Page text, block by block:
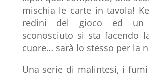
mischia le carte in tavola!
redini del gioco ed un
sconosciuto si sta facendo
cuore… sarà lo stesso per la
Una serie di malintesi, i fumi